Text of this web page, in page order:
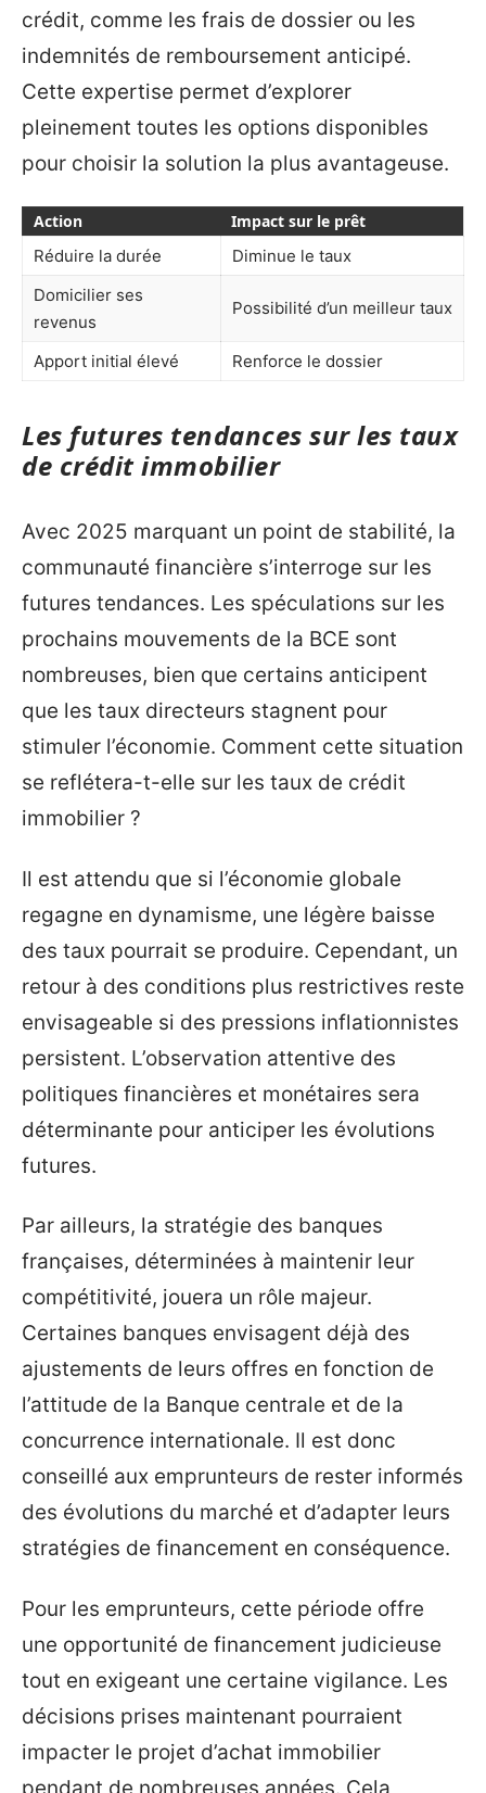
crédit, comme les frais de dossier ou les
indemnités de remboursement anticipé.
Cette expertise permet d’explorer
pleinement toutes les options disponibles
pour choisir la solution la plus avantageuse.
Action
Impact sur le prêt
Réduire la durée
Diminue le taux
Domicilier ses
revenus
Possibilité d’un meilleur taux
Apport initial élevé Renforce le dossier
Les futures tendances sur les taux
de crédit immobilier
Avec 2025 marquant un point de stabilité, la
communauté financière s’interroge sur les
futures tendances. Les spéculations sur les
prochains mouvements de la BCE sont
nombreuses, bien que certains anticipent
que les taux directeurs stagnent pour
stimuler l’économie. Comment cette situation
se reflétera-t-elle sur les taux de crédit
immobilier ?
Il est attendu que si l’économie globale
regagne en dynamisme, une légère baisse
des taux pourrait se produire. Cependant, un
retour à des conditions plus restrictives reste
envisageable si des pressions inflationnistes
persistent. L’observation attentive des
politiques financières et monétaires sera
déterminante pour anticiper les évolutions
futures.
Par ailleurs, la stratégie des banques
françaises, déterminées à maintenir leur
compétitivité, jouera un rôle majeur.
Certaines banques envisagent déjà des
ajustements de leurs offres en fonction de
l’attitude de la Banque centrale et de la
concurrence internationale. Il est donc
conseillé aux emprunteurs de rester informés
des évolutions du marché et d’adapter leurs
stratégies de financement en conséquence.
Pour les emprunteurs, cette période offre
une opportunité de financement judicieuse
tout en exigeant une certaine vigilance. Les
décisions prises maintenant pourraient
impacter le projet d’achat immobilier
pendant de nombreuses années. Cela